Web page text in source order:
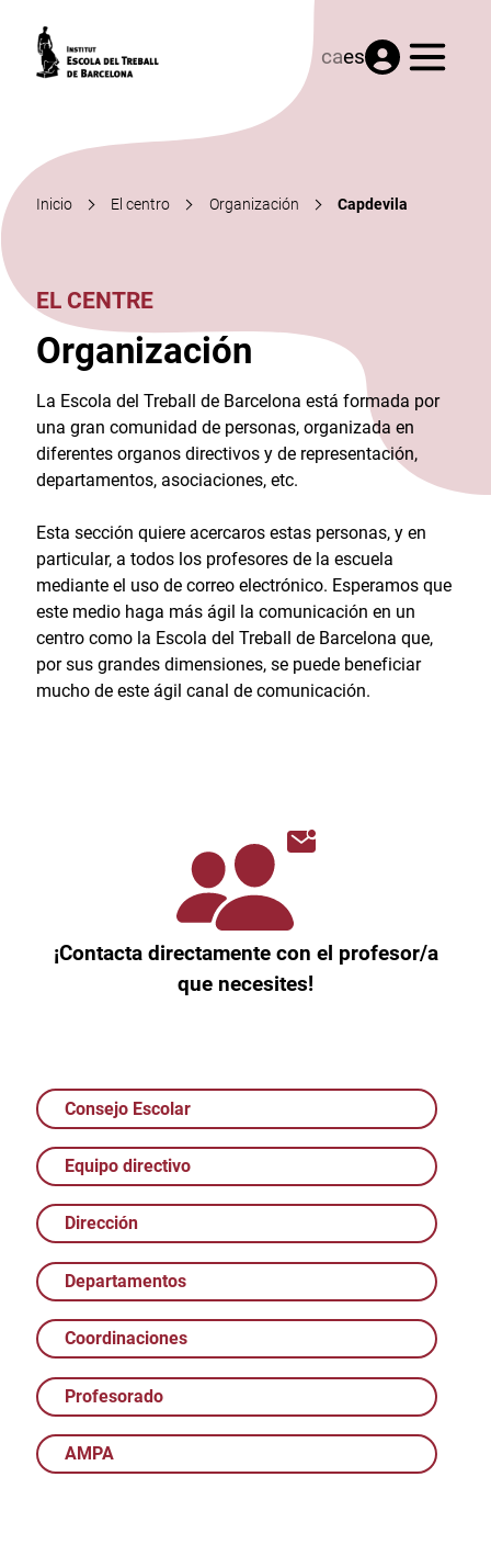
caes Menú
Inicio El centro Organización Capdevila
EL CENTRE
Organización
La Escola del Treball de Barcelona está formada por
una gran comunidad de personas, organizada en
diferentes organos directivos y de representación,
departamentos, asociaciones, etc.
Esta sección quiere acercaros estas personas, y en
particular, a todos los profesores de la escuela
mediante el uso de correo electrónico. Esperamos que
este medio haga más ágil la comunicación en un
centro como la Escola del Treball de Barcelona que,
por sus grandes dimensiones, se puede beneficiar
mucho de este ágil canal de comunicación.
¡Contacta directamente con el profesor/a
que necesites!
Consejo Escolar
Equipo directivo
Dirección
Departamentos
Coordinaciones
Profesorado
AMPA